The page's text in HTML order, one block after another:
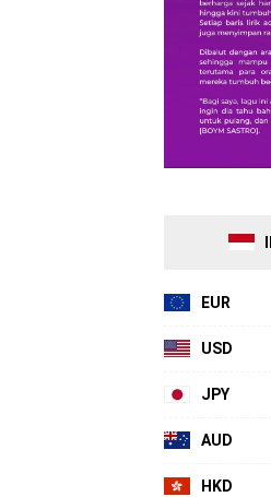
EUR
USD
JPY
AUD
HKD